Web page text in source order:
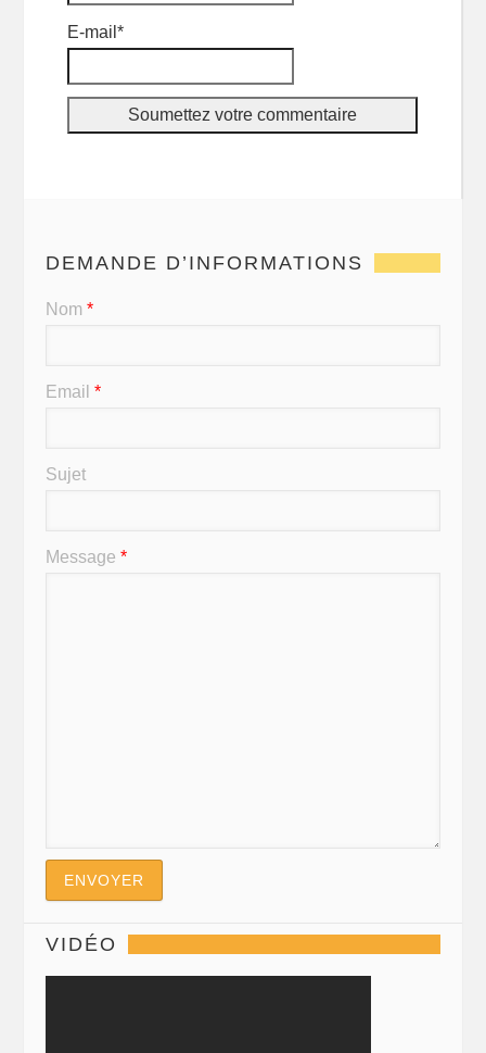
E-mail*
DEMANDE D’INFORMATIONS
Nom*
Email*
Sujet
Message*
VIDÉO